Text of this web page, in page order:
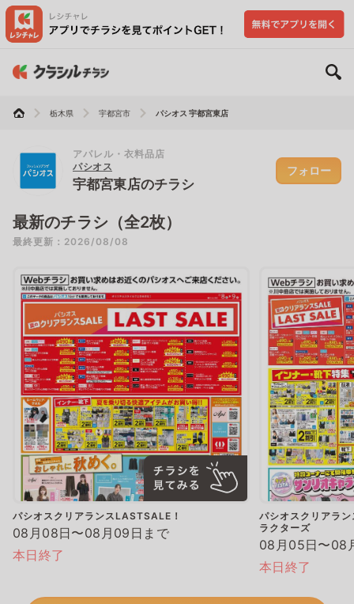
栃木県 宇都宮市 パシオス 宇都宮東店
アパレル・衣料品店
パシオス
宇都宮東店のチラシ
フォロー
最新のチラシ（全2枚）
最終更新：2026/08/08
パシオスクリアランスLASTSALE！
08月08日〜08月09日まで
本日終了
パシオスクリアラ
ラクターズ
08月05日〜08
本日終了